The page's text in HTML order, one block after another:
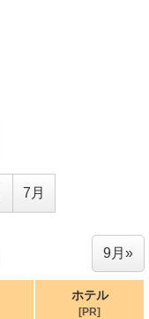
7月
9月»
ホテル
[PR]